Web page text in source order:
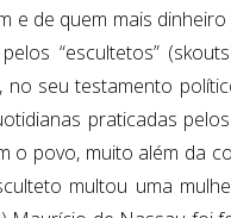
e de quem mais
“escultetos”
no seu testamento
praticadas
o povo, muito além da
multou uma